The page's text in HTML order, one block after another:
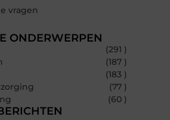
vragen
ONDERWERPEN
(291 )
(187 )
(183 )
(77 )
(60 )